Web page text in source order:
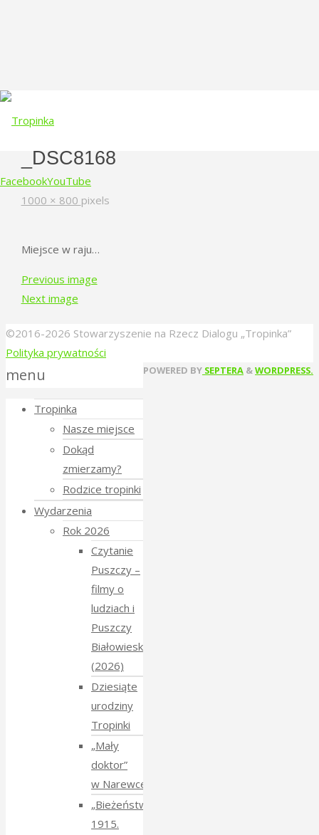
FacebookYouTube
_DSC8168
Full
1000 × 800 pixels
Miejsce w raju…
Previous image
Next image
©2016-2026 Stowarzyszenie na Rzecz Dialogu „Tropinka”
Polityka prywatności
POWERED BY SEPTERA &WORDPRESS.
Back
Top
menu
Tropinka
Nasze miejsce
Dokąd
zmierzamy?
Rodzice tropinki
Wydarzenia
Rok 2026
Czytanie
Puszczy –
filmy o
ludziach i
Puszczy
Białowieskiej
(2026)
Dziesiąte
urodziny
Tropinki
„Mały
doktor”
w Narewce
„Bieżeństwo
1915.